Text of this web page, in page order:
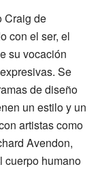
Craig de
con el ser, el
su vocación
Se
de diseño
un estilo y un
artistas como
Avendon,
cuerpo humano